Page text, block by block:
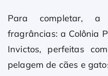
Para completar, a
fragrâncias: a Colônia
Invictos, perfeitas
pelagem de cães e